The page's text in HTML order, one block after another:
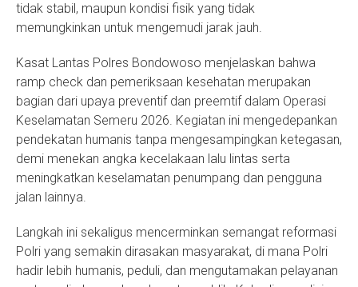
tidak stabil, maupun kondisi fisik yang tidak
memungkinkan untuk mengemudi jarak jauh.
Kasat Lantas Polres Bondowoso menjelaskan bahwa
ramp check dan pemeriksaan kesehatan merupakan
bagian dari upaya preventif dan preemtif dalam Operasi
Keselamatan Semeru 2026. Kegiatan ini mengedepankan
pendekatan humanis tanpa mengesampingkan ketegasan,
demi menekan angka kecelakaan lalu lintas serta
meningkatkan keselamatan penumpang dan pengguna
jalan lainnya.
Langkah ini sekaligus mencerminkan semangat reformasi
Polri yang semakin dirasakan masyarakat, di mana Polri
hadir lebih humanis, peduli, dan mengutamakan pelayanan